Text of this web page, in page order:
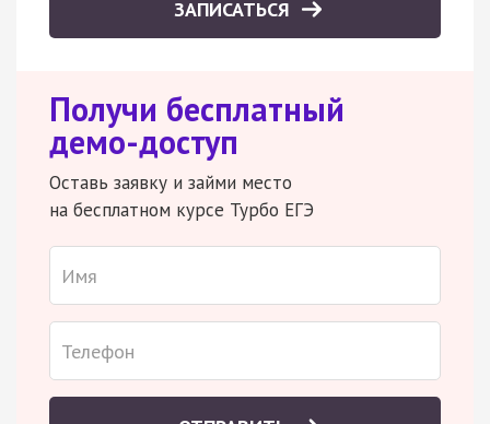
ЗАПИСАТЬСЯ
Получи бесплатный
демо-доступ
Оставь заявку и займи место
на бесплатном курсе Турбо ЕГЭ